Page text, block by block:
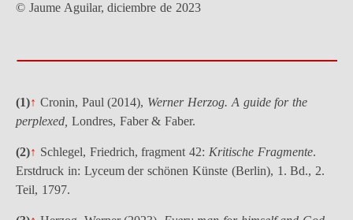
© Jaume Aguilar, diciembre de 2023
(1)↑ Cronin, Paul (2014), Werner Herzog. A guide for the
perplexed, Londres, Faber & Faber.
(2)↑ Schlegel, Friedrich, fragment 42: Kritische Fragmente.
Erstdruck in: Lyceum der schönen Künste (Berlin), 1. Bd., 2.
Teil, 1797.